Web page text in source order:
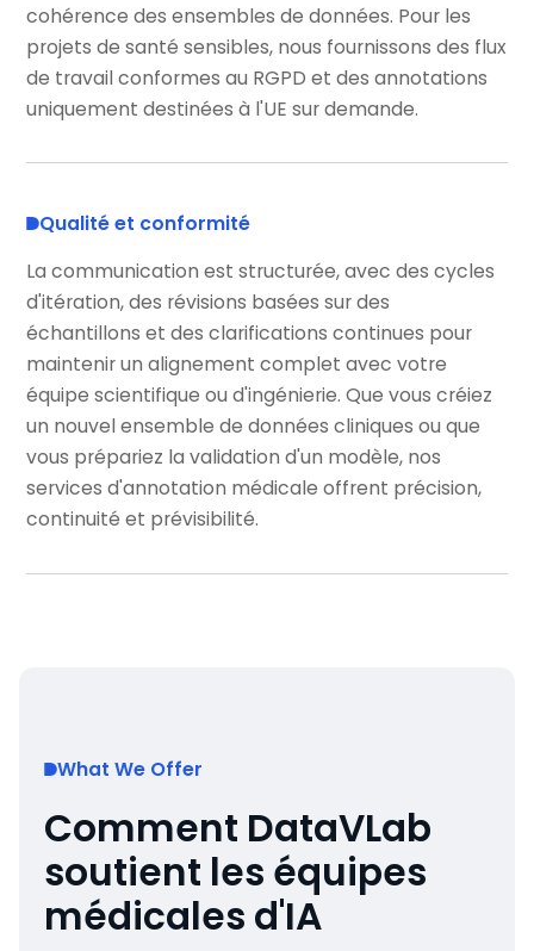
cohérence des ensembles de données. Pour les
projets de santé sensibles, nous fournissons des flux
de travail conformes au RGPD et des annotations
uniquement destinées à l'UE sur demande.
Qualité et conformité
La communication est structurée, avec des cycles
d'itération, des révisions basées sur des
échantillons et des clarifications continues pour
maintenir un alignement complet avec votre
équipe scientifique ou d'ingénierie. Que vous créiez
un nouvel ensemble de données cliniques ou que
vous prépariez la validation d'un modèle, nos
services d'annotation médicale offrent précision,
continuité et prévisibilité.
What We Offer
Comment DataVLab
soutient les équipes
médicales d'IA